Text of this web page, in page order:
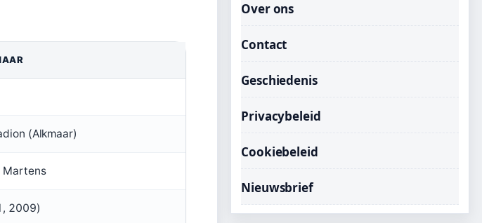
(Alkmaar)
Martens
2009)
Over ons
Contact
Geschiedenis
Privacybeleid
Cookiebeleid
Nieuwsbrief